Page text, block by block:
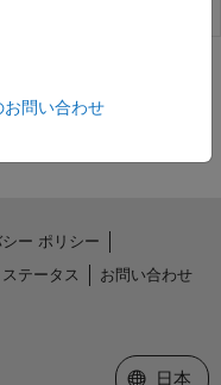
問い合わせ
ー ポリシー
テータス
お問い合わせ
Web サイ
日本